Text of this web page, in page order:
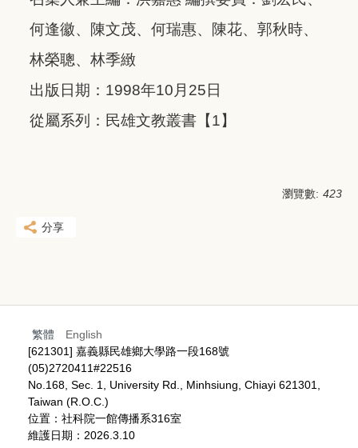
何逢徽、陳文茂、何瑞惠、陳花、郭秋時、
林榮聰、林季緻
出版日期：1998年10月25日
從屬系列：民雄文教叢書【1】
瀏覽數: 423
分享
繁體
English
[621301] 嘉義縣民雄鄉大學路一段168號
(05)2720411#22516
No.168, Sec. 1, University Rd., Minhsiung, Chiayi 621301,
Taiwan (R.O.C.)
位置：社科院一館傳播系316室
維護日期：2026.3.10